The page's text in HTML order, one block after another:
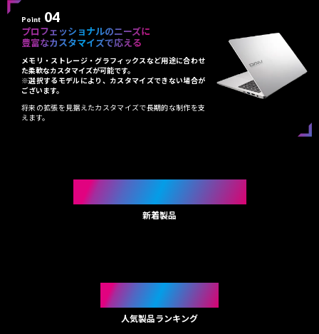
Point 04
プロフェッショナルのニーズに
豊富なカスタマイズで応える
メモリ・ストレージ・グラフィックスなど用途に合わせ
た柔軟なカスタマイズが可能です。
※選択するモデルにより、カスタマイズできない場合が
ございます。
将来の拡張を見据えたカスタマイズで長期的な制作を支
えます。
NEW ARRIVAL
新着製品
RANKING
人気製品ランキング